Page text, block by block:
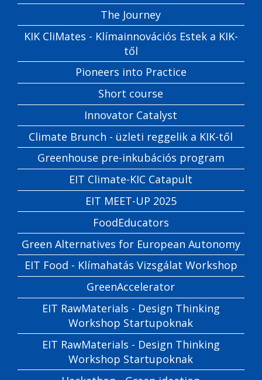
The Journey
KIK CliMates - Klímainnovációs Estek a KIK-
től
Pioneers into Practice
Short course
Innovator Catalyst
Climate Brunch - üzleti reggelik a KIK-től
Greenhouse pre-inkubációs program
EIT Climate-KIC Catapult
EIT MEET-UP 2025
FoodEducators
Green Alternatives for European Autonomy
EIT Food - Klímahatás Vizsgálat Workshop
GreenAccelerator
EIT RawMaterials - Design Thinking
Workshop Startupoknak
EIT RawMaterials - Design Thinking
Workshop Startupoknak